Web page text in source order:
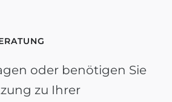
oder benötigen Sie
zu Ihrer